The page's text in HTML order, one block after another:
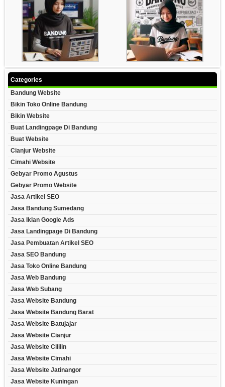
Categories
Bandung Website
Bikin Toko Online Bandung
Bikin Website
Buat Landingpage Di Bandung
Buat Website
Cianjur Website
Cimahi Website
Gebyar Promo Agustus
Gebyar Promo Website
Jasa Artikel SEO
Jasa Bandung Sumedang
Jasa Iklan Google Ads
Jasa Landingpage Di Bandung
Jasa Pembuatan Artikel SEO
Jasa SEO Bandung
Jasa Toko Online Bandung
Jasa Web Bandung
Jasa Web Subang
Jasa Website Bandung
Jasa Website Bandung Barat
Jasa Website Batujajar
Jasa Website Cianjur
Jasa Website Cililin
Jasa Website Cimahi
Jasa Website Jatinangor
Jasa Website Kuningan